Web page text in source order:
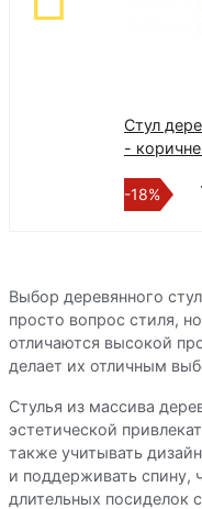
Стул
-
-18%
Выбор деревянного
просто вопрос стиля,
отличаются высокой
делает их отличным
Стулья из массива
эстетической
также учитывать
и поддерживать спину,
длительных посиделок